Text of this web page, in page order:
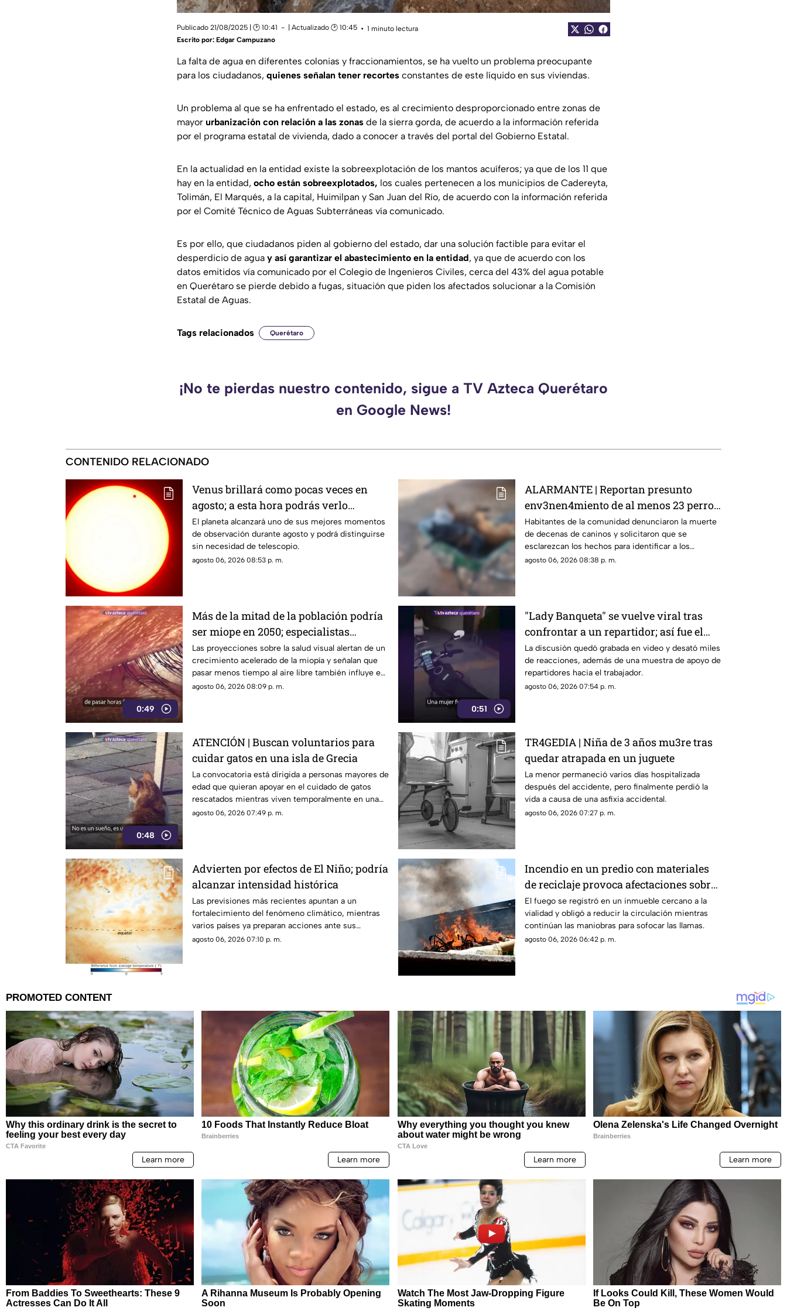
Publicado 21/08/2025 | 🕑 10:41 | Actualizado 🕑 10:45
1 minuto lectura
Escrito por: Edgar Campuzano
La falta de agua en diferentes colonias y fraccionamientos, se ha vuelto un problema preocupante
para los ciudadanos, quienes señalan tener recortes constantes de este líquido en sus viviendas.
Un problema al que se ha enfrentado el estado, es al crecimiento desproporcionado entre zonas de
mayor urbanización con relación a las zonas de la sierra gorda, de acuerdo a la información referida
por el programa estatal de vivienda, dado a conocer a través del portal del Gobierno Estatal.
En la actualidad en la entidad existe la sobreexplotación de los mantos acuíferos; ya que de los 11 que
hay en la entidad, ocho están sobreexplotados, los cuales pertenecen a los municipios de Cadereyta,
Tolimán, El Marqués, a la capital, Huimilpan y San Juan del Río, de acuerdo con la información referida
por el Comité Técnico de Aguas Subterráneas vía comunicado.
Es por ello, que ciudadanos piden al gobierno del estado, dar una solución factible para evitar el
desperdicio de agua y así garantizar el abastecimiento en la entidad, ya que de acuerdo con los
datos emitidos vía comunicado por el Colegio de Ingenieros Civiles, cerca del 43% del agua potable
en Querétaro se pierde debido a fugas, situación que piden los afectados solucionar a la Comisión
Estatal de Aguas.
Tags relacionados Querétaro
¡No te pierdas nuestro contenido, sigue a TV Azteca Querétaro
en Google News!
CONTENIDO RELACIONADO
Venus brillará como pocas veces en
agosto; a esta hora podrás verlo
durante este mes
El planeta alcanzará uno de sus mejores momentos
de observación durante agosto y podrá distinguirse
sin necesidad de telescopio.
agosto 06, 2026 08:53 p. m.
ALARMANTE | Reportan presunto
env3nen4miento de al menos 23 perros
en esta zona de Querétaro: IMAGENES
SENSIBLES
Habitantes de la comunidad denunciaron la muerte
de decenas de caninos y solicitaron que se
esclarezcan los hechos para identificar a los
posibles responsables.
agosto 06, 2026 08:38 p. m.
0:49
Más de la mitad de la población podría
ser miope en 2050; especialistas
advierten las causas
Las proyecciones sobre la salud visual alertan de un
crecimiento acelerado de la miopía y señalan que
pasar menos tiempo al aire libre también influye en
su desarrollo.
agosto 06, 2026 08:09 p. m.
0:51
"Lady Banqueta" se vuelve viral tras
confrontar a un repartidor; así fue el
momento
La discusión quedó grabada en video y desató miles
de reacciones, además de una muestra de apoyo de
repartidores hacia el trabajador.
agosto 06, 2026 07:54 p. m.
0:48
ATENCIÓN | Buscan voluntarios para
cuidar gatos en una isla de Grecia
La convocatoria está dirigida a personas mayores de
edad que quieran apoyar en el cuidado de gatos
rescatados mientras viven temporalmente en una
isla griega.
agosto 06, 2026 07:49 p. m.
TR4GEDIA | Niña de 3 años mu3re tras
quedar atrapada en un juguete
La menor permaneció varios días hospitalizada
después del accidente, pero finalmente perdió la
vida a causa de una asfixia accidental.
agosto 06, 2026 07:27 p. m.
Advierten por efectos de El Niño; podría
alcanzar intensidad histórica
Las previsiones más recientes apuntan a un
fortalecimiento del fenómeno climático, mientras
varios países ya preparan acciones ante sus
posibles efectos.
agosto 06, 2026 07:10 p. m.
Incendio en un predio con materiales
de reciclaje provoca afectaciones sobre
la carretera 57
El fuego se registró en un inmueble cercano a la
vialidad y obligó a reducir la circulación mientras
continúan las maniobras para sofocar las llamas.
agosto 06, 2026 06:42 p. m.